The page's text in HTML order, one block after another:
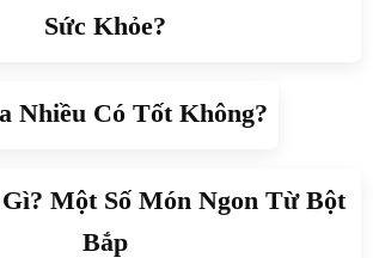
Sức Khỏe?
Nhiều Có Tốt Không?
Một Số Món Ngon Từ Bột
Bắp